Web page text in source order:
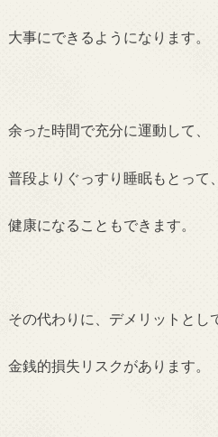
大事にできるようになります。
余った時間で充分に運動して、
普段よりぐっすり睡眠もとって、
健康になることもできます。
その代わりに、デメリットとし
金銭的損失リスクがあります。